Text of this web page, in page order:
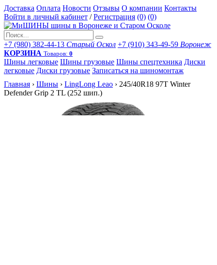
Доставка Оплата Новости Отзывы О компании Контакты
Войти в личный кабинет / Регистрация (0) (0)
+7 (980) 382-44-13 Старый Оскол +7 (910) 343-49-59 Воронеж
КОРЗИНА Товаров: 0
Шины легковые Шины грузовые Шины спецтехника Диски
легковые Диски грузовые Записаться на шиномонтаж
Главная › Шины › LingLong Leao › 245/40R18 97T Winter
Defender Grip 2 TL (252 шип.)